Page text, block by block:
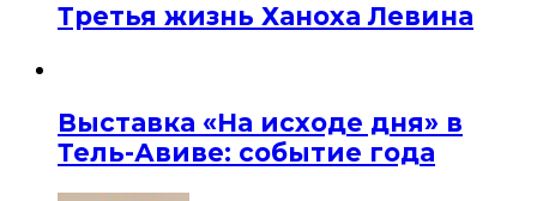
Третья жизнь Ханоха Левина
Выставка «На исходе дня» в
Тель-Авиве: событие года